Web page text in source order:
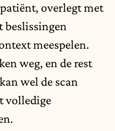
overlegt met
beslissingen
meespelen.
weg, en de rest
wel de scan
volledige